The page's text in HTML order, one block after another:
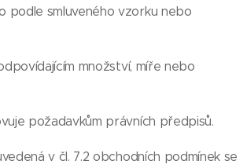
podle smluveného vzorku nebo
množství, míře nebo
požadavkům právních předpisů.
v čl. 7.2 obchodních podmínek se